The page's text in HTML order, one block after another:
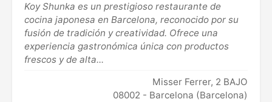
Koy Shunka es un prestigioso restaurante de
cocina japonesa en Barcelona, reconocido por su
fusión de tradición y creatividad. Ofrece una
experiencia gastronómica única con productos
frescos y de alta...
Misser Ferrer, 2 BAJO
08002 - Barcelona (Barcelona)